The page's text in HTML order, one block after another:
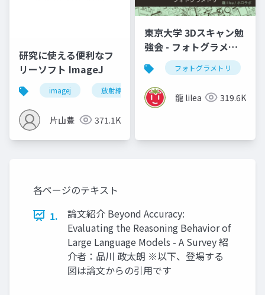
研究に使える便利なフ
リーソフト ImageJ
imagej 放射線技師
片山豊 371.1K
東京大学 3Dスキャン勉
強会 - フォトグラメト
リ」
フォトグラメトリ
龍 lilea 319.6K
各ページのテキスト
1.
論文紹介 Beyond Accuracy:
Evaluating the Reasoning Behavior of
Large Language Models - A Survey 紹
介者：品川 政太朗 ※以下、登場する
図は論文からの引用です